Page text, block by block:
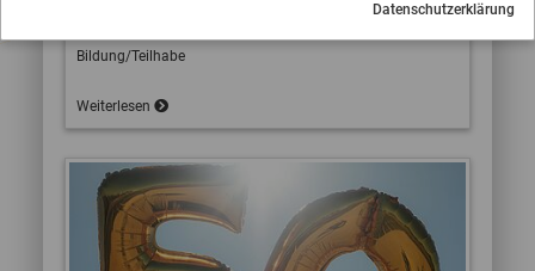
Datenschutzerklärung
Bildung/Teilhabe
Weiterlesen